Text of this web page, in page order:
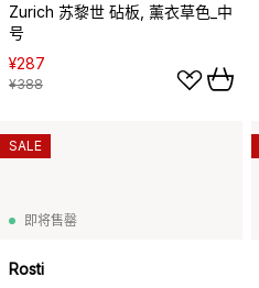
Zurich 苏黎世 砧板, 薰衣草色_中
号
¥287
¥388
即将售罄
Rosti
SALE